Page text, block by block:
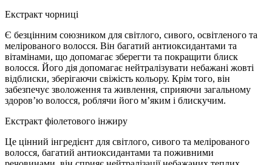
Екстракт чорниці
Є безцінним союзником для світлого, сивого, освітленого та
мелірованого волосся. Він багатий антиоксидантами та
вітамінами, що допомагає зберегти та покращити блиск
волосся. Його дія допомагає нейтралізувати небажані жовті
відблиски, зберігаючи свіжість кольору. Крім того, він
забезпечує зволоження та живлення, сприяючи загальному
здоров’ю волосся, роблячи його м’яким і блискучим.
Екстракт фіолетового інжиру
Це цінний інгредієнт для світлого, сивого та мелірованого
волосся, багатий антиоксидантами та поживними